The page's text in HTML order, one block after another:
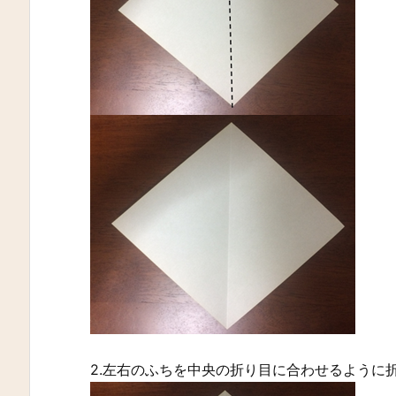
2.左右のふちを中央の折り目に合わせるように